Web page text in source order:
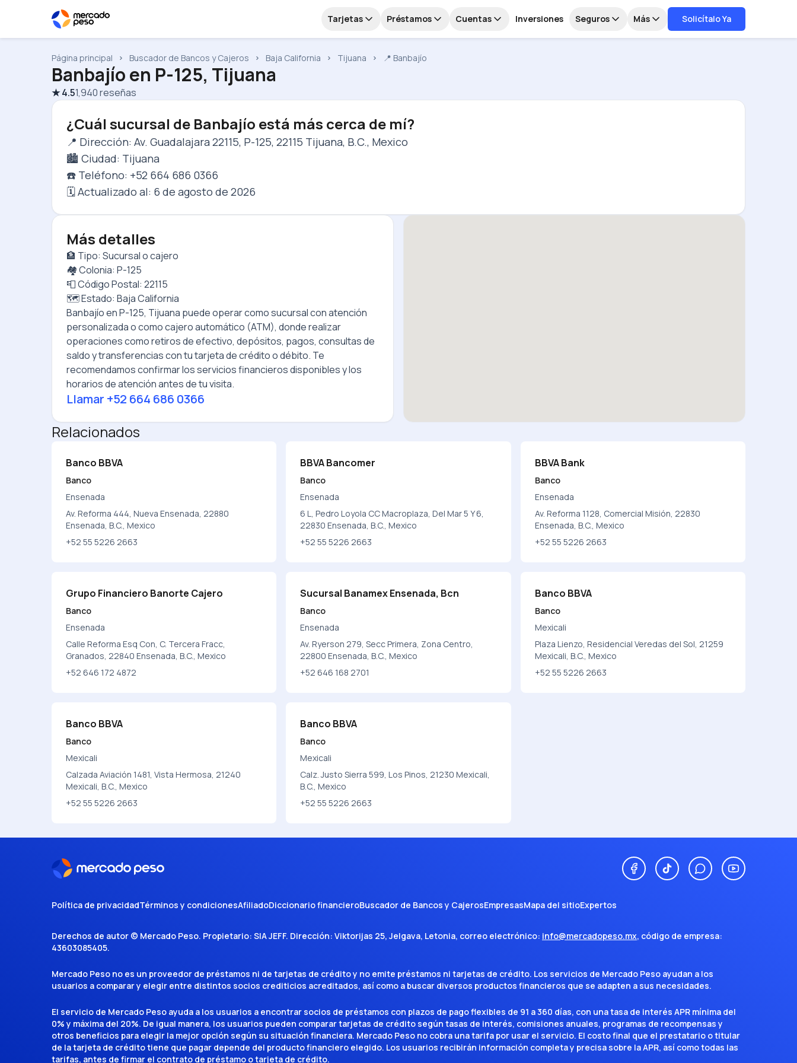
Tarjetas Préstamos Cuentas Inversiones Seguros Más Solicítalo Ya
Página principal Buscador de Bancos y Cajeros Baja California Tijuana 📍 Banbajío
Banbajíoen P-125, Tijuana
★4.51,940reseñas
¿Cuál sucursal de Banbajío está más cerca de mí?
📍 Dirección: Av. Guadalajara 22115, P-125, 22115 Tijuana, B.C., Mexico
🏙️ Ciudad: Tijuana
☎️ Teléfono: +52 664 686 0366
🗓️ Actualizado al: 6 de agosto de 2026
Más detalles
🏦 Tipo: Sucursal o cajero
🏘️ Colonia: P-125
📮 Código Postal: 22115
🗺️ Estado: Baja California
BanbajíoenP-125, Tijuana puede operar como sucursal con atención
personalizada o como cajero automático (ATM), donde realizar
operaciones como retiros de efectivo, depósitos, pagos, consultas de
saldo y transferencias con tu tarjeta de crédito o débito. Te
recomendamos confirmar los servicios financieros disponibles y los
horarios de atención antes de tu visita.
Llamar +52 664 686 0366
Relacionados
Banco BBVA
Banco
Ensenada
Av. Reforma 444, Nueva Ensenada, 22880
Ensenada, B.C., Mexico
+52 55 5226 2663
BBVA Bancomer
Banco
Ensenada
6 L, Pedro Loyola CC Macroplaza, Del Mar 5 Y 6,
22830 Ensenada, B.C., Mexico
+52 55 5226 2663
BBVA Bank
Banco
Ensenada
Av. Reforma 1128, Comercial Misión, 22830
Ensenada, B.C., Mexico
+52 55 5226 2663
Grupo Financiero Banorte Cajero
Banco
Ensenada
Calle Reforma Esq Con, C. Tercera Fracc,
Granados, 22840 Ensenada, B.C., Mexico
+52 646 172 4872
Sucursal Banamex Ensenada, Bcn
Banco
Ensenada
Av. Ryerson 279, Secc Primera, Zona Centro,
22800 Ensenada, B.C., Mexico
+52 646 168 2701
Banco BBVA
Banco
Mexicali
Plaza Lienzo, Residencial Veredas del Sol, 21259
Mexicali, B.C., Mexico
+52 55 5226 2663
Banco BBVA
Banco
Mexicali
Calzada Aviación 1481, Vista Hermosa, 21240
Mexicali, B.C., Mexico
+52 55 5226 2663
Banco BBVA
Banco
Mexicali
Calz. Justo Sierra 599, Los Pinos, 21230 Mexicali,
B.C., Mexico
+52 55 5226 2663
Política de privacidadTérminos y condicionesAfiliadoDiccionario financieroBuscador de Bancos y CajerosEmpresasMapa del sitioExpertos
Derechos de autor © Mercado Peso. Propietario: SIA JEFF. Dirección: Viktorijas 25, Jelgava, Letonia, correo electrónico: info@mercadopeso.mx, código de empresa:
43603085405.
Mercado Peso no es un proveedor de préstamos ni de tarjetas de crédito y no emite préstamos ni tarjetas de crédito. Los servicios de Mercado Peso ayudan a los
usuarios a comparar y elegir entre distintos socios crediticios acreditados, así como a buscar diversos productos financieros que se adapten a sus necesidades.
El servicio de Mercado Peso ayuda a los usuarios a encontrar socios de préstamos con plazos de pago flexibles de 91 a 360 días, con una tasa de interés APR mínima del
0% y máxima del 20%. De igual manera, los usuarios pueden comparar tarjetas de crédito según tasas de interés, comisiones anuales, programas de recompensas y
otros beneficios para elegir la mejor opción según su situación financiera. Mercado Peso no cobra una tarifa por usar el servicio. El costo final que el prestatario o titular
de la tarjeta de crédito tiene que pagar depende del producto financiero elegido. Los usuarios recibirán información completa y precisa sobre la APR, así como todas las
tarifas, antes de firmar el contrato de préstamo o tarjeta de crédito.